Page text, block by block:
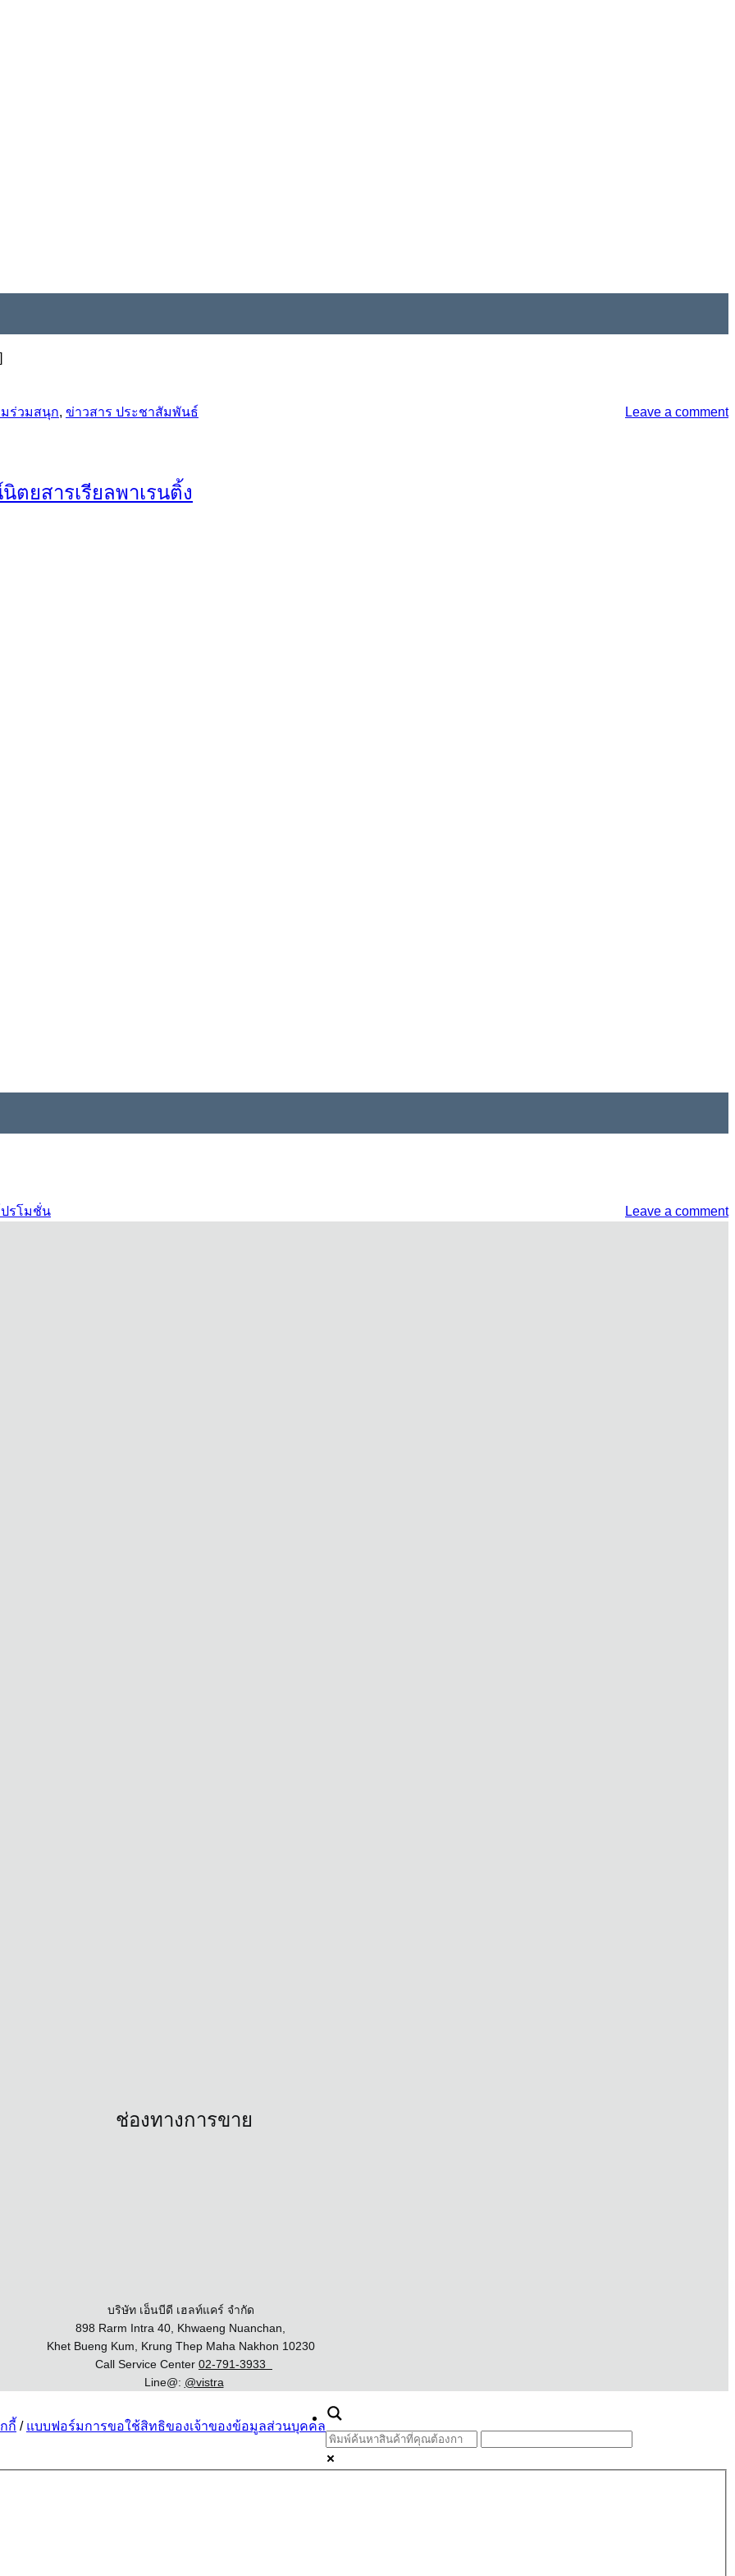
ร่วมสนุก, ข่าวสาร ประชาสัมพันธ์ Leave a comment
ยสารเรียลพาเรนติ้ง
รโมชั่น Leave a comment
ช่องทางการขาย
บริษัท เอ็นบีดี เฮลท์แคร์ จำกัด
898 Rarm Intra 40, Khwaeng Nuanchan,
Khet Bueng Kum, Krung Thep Maha Nakhon 10230
Call Service Center 02-791-3933
Line@: @vistra
กี้ / แบบฟอร์มการขอใช้สิทธิของเจ้าของข้อมูลส่วนบุคคล